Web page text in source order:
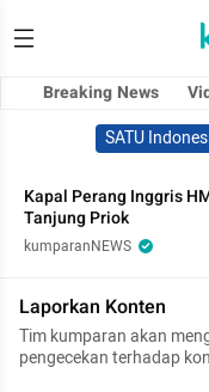
Breaking News
SATU
Kapal Perang Inggris
Tanjung Priok
kumparanNEWS
Laporkan Konten
Tim kumparan akan
pengecekan terhadap